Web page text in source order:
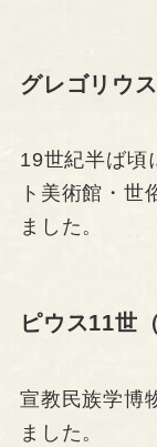
グレゴリウ
19世紀半ば頃
ト美術館・世
ました。
ピウス11世
宣教民族学博
ました。